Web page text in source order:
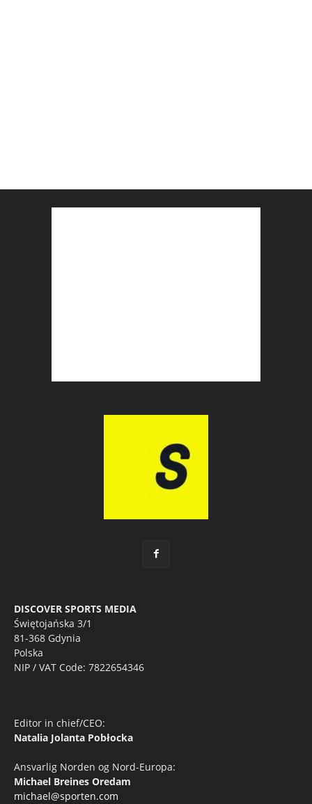
DISCOVER SPORTS MEDIA
Świętojańska 3/1
81-368 Gdynia
Polska
NIP / VAT Code: 7822654346
Editor in chief/CEO:
Natalia Jolanta Pobłocka
Ansvarlig Norden og Nord-Europa:
Michael Breines Oredam
michael@sporten.com